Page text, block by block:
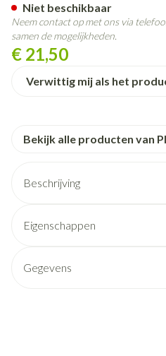
€ 21,50
Verwittig mij als het
Niet beschikbaar
Neem contact op met ons via
samen de mogelijkheden.
Bekijk alle producten van
Beschrijving
Eigenschappen
Gegevens